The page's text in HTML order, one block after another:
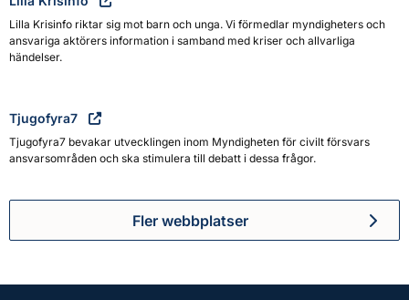
Lilla Krisinfo riktar sig mot barn och unga. Vi förmedlar myndigheters och
ansvariga aktörers information i samband med kriser och allvarliga
händelser.
Tjugofyra7
Tjugofyra7 bevakar utvecklingen inom Myndigheten för civilt försvars
ansvarsområden och ska stimulera till debatt i dessa frågor.
Fler webbplatser